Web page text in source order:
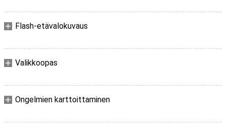
Flash-etävalokuvaus
Valikkoopas
Ongelmien karttoittaminen